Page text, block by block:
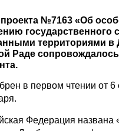
№7163 «Об
государственного
территориями в
Раде
в первом чтении от 6
Федерация